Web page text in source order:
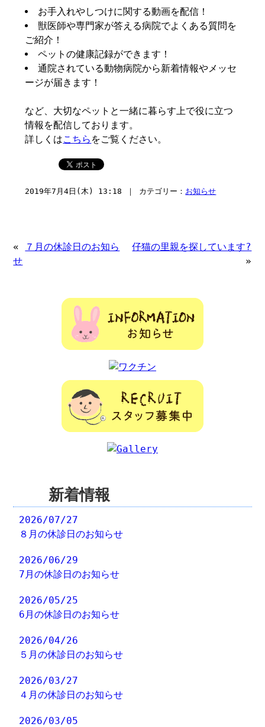
お手入れやしつけに関する動画を配信！
獣医師や専門家が答える病院でよくある質問を
ご紹介！
ペットの健康記録ができます！
通院されている動物病院から新着情報やメッセ
ージが届きます！
など、大切なペットと一緒に暮らす上で役に立つ
情報を配信しております。
詳しくはこちら をご覧ください。
2019年7月4日(木) 13:18 ｜ カテゴリー： お知らせ
«
７月の休診日のお知ら
せ
仔猫の里親を探しています?
»
新着情報
2026/07/27
８月の休診日のお知らせ
2026/06/29
7月の休診日のお知らせ
2026/05/25
6月の休診日のお知らせ
2026/04/26
５月の休診日のお知らせ
2026/03/27
４月の休診日のお知らせ
2026/03/05